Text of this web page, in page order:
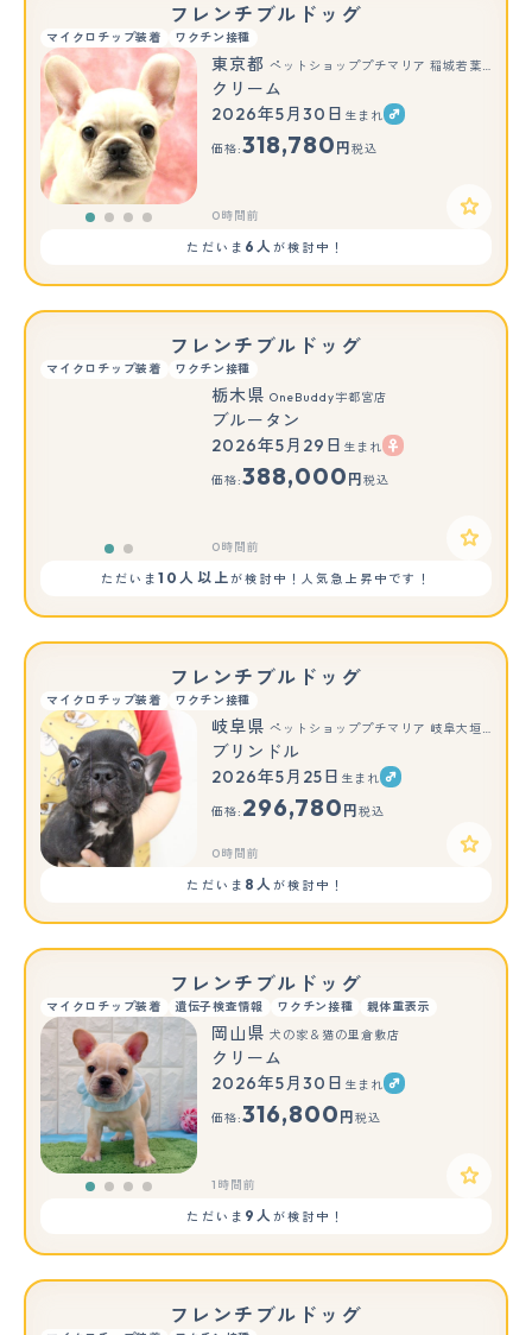
フレンチブルドッグ
マイクロチップ装着 ワクチン接種
東京都 ペットショッププチマリア 稲城若葉台店
クリーム
2026年5月30日 生まれ
価格:318,780 円 税込
0時間前
ただいま 6人が検討中！
フレンチブルドッグ
マイクロチップ装着 ワクチン接種
もっと見る
栃木県 OneBuddy宇都宮店
ブルータン
2026年5月29日 生まれ
価格:388,000 円 税込
0時間前
ただいま10人以上が検討中！人気急上昇中です！
フレンチブルドッグ
マイクロチップ装着 ワクチン接種
岐阜県 ペットショッププチマリア 岐阜大垣垂井店
ブリンドル
2026年5月25日 生まれ
価格: 296,780 円 税込
0時間前
ただいま 8人が検討中！
フレンチブルドッグ
マイクロチップ装着 遺伝子検査情報 ワクチン接種 親体重表示
岡山県 犬の家＆猫の里倉敷店
クリーム
2026年5月30日 生まれ
価格:316,800 円 税込
1時間前
ただいま 9人が検討中！
フレンチブルドッグ